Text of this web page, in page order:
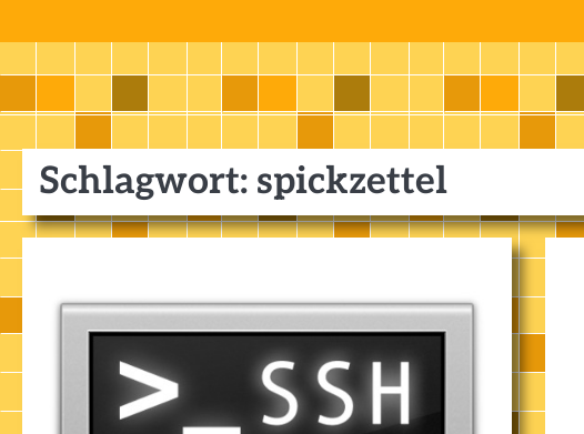
to
Schlagwort: spickzettel